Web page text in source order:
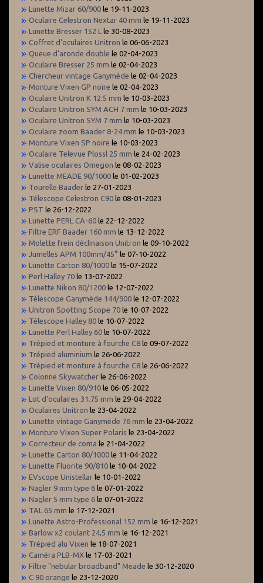
Lunette Mizar 60/900 le 19-11-2023
Oculaire Celestron Nextar 40 mm le 19-11-2023
Lunette Bresser 152 L le 30-08-2023
Coffret d'oculaires Unitron le 06-06-2023
Queue d'aronde double le 02-04-2023
Oculaire Bresser 25 mm le 02-04-2023
Chercheur vintage Ganymède le 02-04-2023
Monture Vixen GP noire le 02-04-2023
Oculaire Unitron K 12.5 mm le 10-03-2023
Oculaire Unitron SYM ACH 7 mm le 10-03-2023
Oculaire Unitron SYM 7 mm le 10-03-2023
Oculaire zoom Baader 8-24 mm le 10-03-2023
Monture Vixen SP noire le 10-03-2023
Oculaire Televue Plossl 25 mm le 24-02-2023
Valise oculaires Omegon le 08-02-2023
Lunette MEADE 90/1000 le 01-02-2023
Tourelle Baader le 27-01-2023
Télescope Celestron C90 le 08-01-2023
PST le 26-12-2022
Lunette PERL CA-60 le 22-12-2022
Filtre ERF Baader 160 mm le 13-12-2022
Molette frein déclinaison Unitron le 09-10-2022
Jumelles APM 100mm/45° le 07-10-2022
Lunette Carton 80/1000 le 15-07-2022
Perl Halley 70 le 13-07-2022
Lunette Nikon 80/1200 le 12-07-2022
Télescope Ganymède 144/900 le 12-07-2022
Unitron Spotting Scope 70 le 10-07-2022
Télescope Halley 80 le 10-07-2022
Lunette Perl Halley 60 le 10-07-2022
Trépied et monture à fourche C8 le 09-07-2022
Trépied aluminium le 26-06-2022
Trépied et monture à fourche C8 le 26-06-2022
Colonne Skywatcher le 26-06-2022
Lunette Vixen 80/910 le 06-05-2022
Lot d'oculaires 31.75 mm le 29-04-2022
Oculaires Unitron le 23-04-2022
Lunette vintage Ganymède 76 mm le 23-04-2022
Monture Vixen Super Polaris le 23-04-2022
Correcteur de coma le 21-04-2022
Lunette Carton 80/1000 le 11-04-2022
Lunette Fluorite 90/810 le 10-04-2022
EVscope Unistellar le 10-01-2022
Nagler 9 mm type 6 le 07-01-2022
Nagler 5 mm type 6 le 07-01-2022
TAL 65 mm le 17-12-2021
Lunette Astro-Professional 152 mm le 16-12-2021
Barlow x2 coulant 24,5 mm le 16-12-2021
Trépied alu Vixen le 18-07-2021
Caméra PLB-MX le 17-03-2021
Filtre "nebular broadband" Meade le 30-12-2020
C 90 orange le 23-12-2020